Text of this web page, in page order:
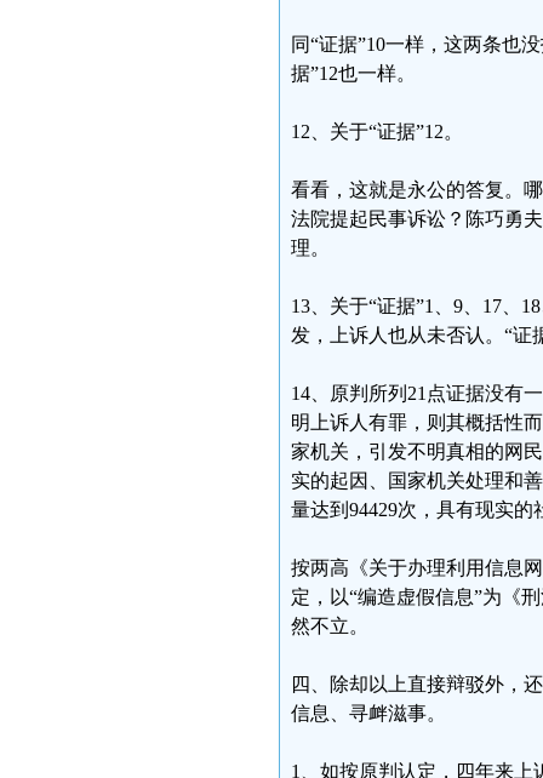
同“证据”10一样，这两条也
据”12也一样。
12、关于“证据”12。
看看，这就是永公的答复。
法院提起民事诉讼？陈巧勇
理。
13、关于“证据”1、9、17、
发，上诉人也从未否认。“证
14、原判所列21点证据没有
明上诉人有罪，则其概括性
家机关，引发不明真相的网
实的起因、国家机关处理和
量达到94429次，具有现实
按两高《关于办理利用信息
定，以“编造虚假信息”为《
然不立。
四、除却以上直接辩驳外，
信息、寻衅滋事。
1、如按原判认定，四年来上